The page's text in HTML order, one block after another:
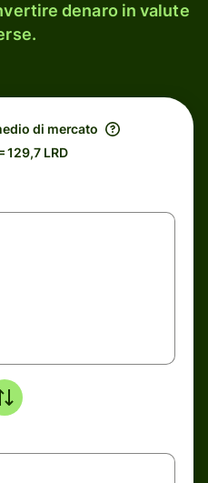
denaro in valute
di mercato
129,7 LRD